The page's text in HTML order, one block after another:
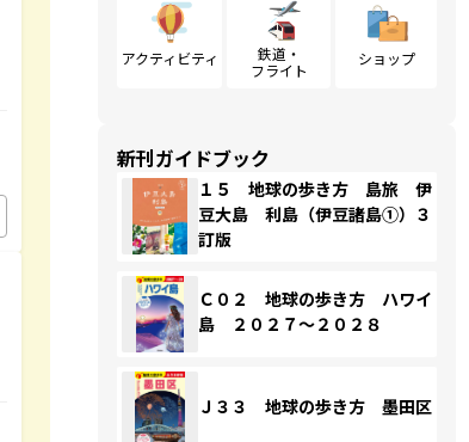
アクティビティ
鉄道・
フライト
ショップ
新刊ガイドブック
１５ 地球の歩き方 島旅 伊
豆大島 利島（伊豆諸島①）３
訂版
Ｃ０２ 地球の歩き方 ハワイ
島 ２０２７～２０２８
Ｊ３３ 地球の歩き方 墨田区